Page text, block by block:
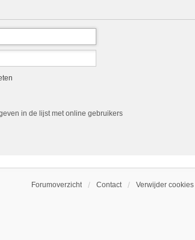
in de lijst met online gebruikers
Forumoverzicht Contact Verwijder cookies